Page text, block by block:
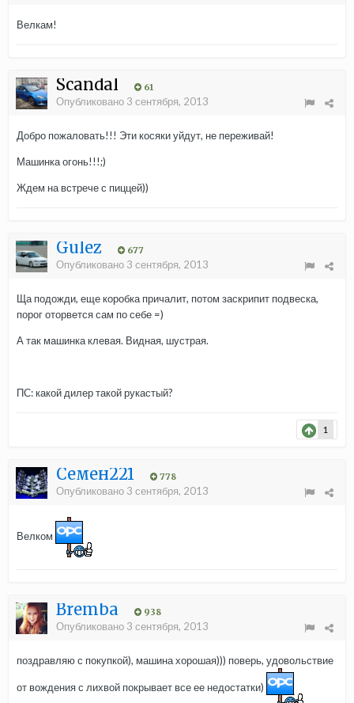
Велкам!
Scandal 61
Опубликовано 3 сентября, 2013
Добро пожаловать!!! Эти косяки уйдут, не переживай!
Машинка огонь!!!;)
Ждем на встрече с пиццей))
Gulez 677
Опубликовано 3 сентября, 2013
Ща подожди, еще коробка причалит, потом заскрипит подвеска,
порог оторвется сам по себе =)
А так машинка клевая. Видная, шустрая.
ПС: какой дилер такой рукастый?
1
Семен221 778
Опубликовано 3 сентября, 2013
Велком
Bremba 938
Опубликовано 3 сентября, 2013
поздравляю с покупкой), машина хорошая))) поверь, удовольствие
от вождения с лихвой покрывает все ее недостатки)